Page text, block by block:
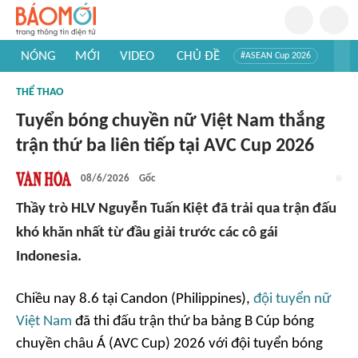
NÓNG MỚI VIDEO CHỦ ĐỀ #ASEAN Cup 2026
#Khám phá thế giới
THỂ THAO
Tuyển bóng chuyền nữ Việt Nam thắng
trận thứ ba liên tiếp tại AVC Cup 2026
08/6/2026 Gốc
Thầy trò HLV Nguyễn Tuấn Kiệt đã trải qua trận đấu
khó khăn nhất từ đầu giải trước các cô gái
Indonesia.
Chiều nay 8.6 tại Candon (Philippines), đội tuyển nữ
Việt Nam đã thi đấu trận thứ ba bảng B Cúp bóng
chuyền châu Á (AVC Cup) 2026 với đội tuyển bóng